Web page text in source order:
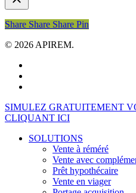
Share
Share Share Share Pin
© 2026 APIREM.
Close
Menu
SIMULEZ GRATUITEMENT
CLIQUANT ICI
SOLUTIONS
Vente à réméré
Vente avec
Prêt hypothécaire
Vente en viager